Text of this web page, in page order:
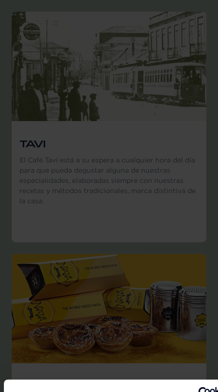
TAVI
El Café Tavi está a su espera a cualquier hora del día
para que pueda degustar alguna de nuestras
especialidades, elaboradas siempre con nuestras
recetas y métodos tradicionales, marca distintiva de
la casa.